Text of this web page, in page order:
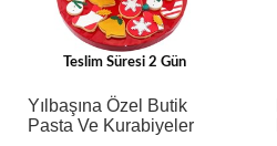
Teslim Süresi 2 Gün
Yılbaşına Özel Butik
Pasta Ve Kurabiyeler